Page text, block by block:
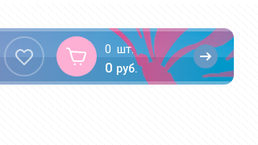
0 шт.
0 руб.